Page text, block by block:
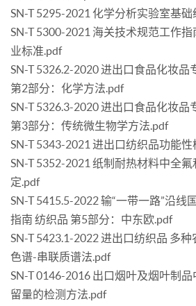
SN-T 5295-2021 化学分析实验室基
SN-T 5300-2021 海关技术规范工作
业标准.pdf
SN-T 5326.2-2020 进出口食品化妆品
第2部分：化学方法.pdf
SN-T 5326.3-2020 进出口食品化妆品
第3部分：传统微生物学方法.pdf
SN-T 5343-2021 进出口纺织品功能
SN-T 5352-2021 纸制耐热材料中全
定.pdf
SN-T 5415.5-2022 输“一带一路”沿线
指南 纺织品 第5部分：中东欧.pdf
SN-T 5423.1-2022 进出口纺织品 多
色谱-串联质谱法.pdf
SN-T 0146-2016 出口烟叶及烟叶制
留量的检测方法.pdf